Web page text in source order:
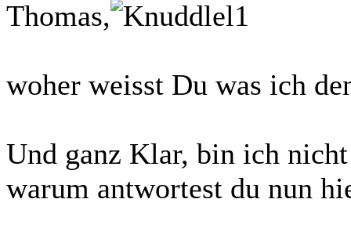
Thomas,
woher weisst Du was ich
Und ganz Klar, bin ich
warum antwortest du nun